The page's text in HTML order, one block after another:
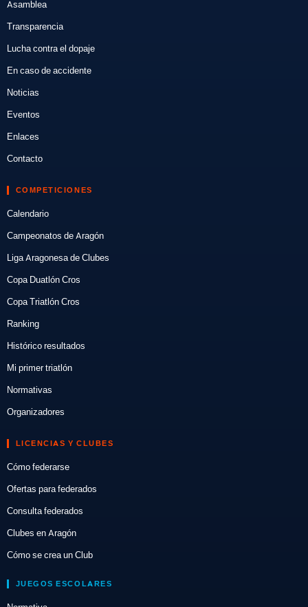
Asamblea
Transparencia
Lucha contra el dopaje
En caso de accidente
Noticias
Eventos
Enlaces
Contacto
COMPETICIONES
Calendario
Campeonatos de Aragón
Liga Aragonesa de Clubes
Copa Duatlón Cros
Copa Triatlón Cros
Ranking
Histórico resultados
Mi primer triatlón
Normativas
Organizadores
LICENCIAS Y CLUBES
Cómo federarse
Ofertas para federados
Consulta federados
Clubes en Aragón
Cómo se crea un Club
JUEGOS ESCOLARES